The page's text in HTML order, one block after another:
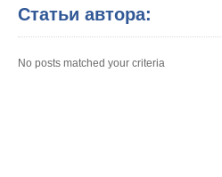
Статьи автора:
No posts matched your criteria